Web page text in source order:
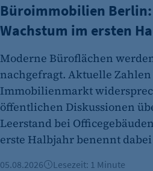
Name:
et_oi_v2
Anbieter:
Zweck:
Büroimmobilien Berlin:
Wachstum im ersten
Moderne Büroflächen
nachgefragt. Aktuelle
Immobilienmarkt
öffentlichen Diskussionen
Leerstand bei
erste Halbjahr benennt
05.08.2026 Lesezeit: 1 Minute